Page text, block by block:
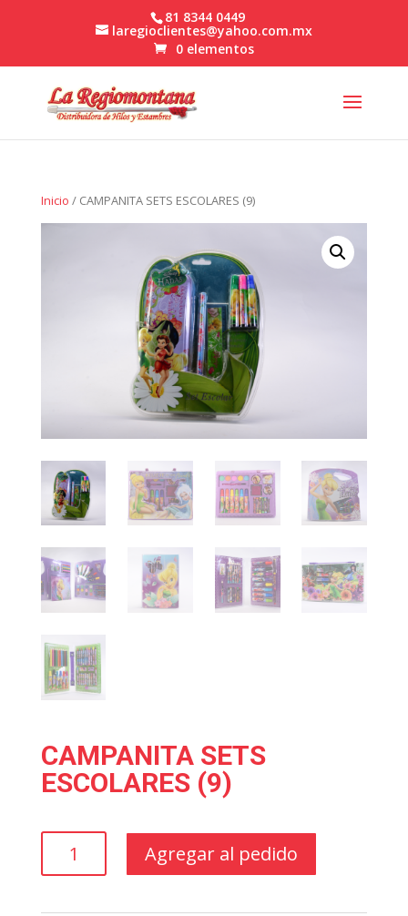
81 8344 0449
laregioclientes@yahoo.com.mx
0 elementos
Inicio / CAMPANITA SETS ESCOLARES (9)
CAMPANITA SETS
ESCOLARES (9)
Agregar al pedido